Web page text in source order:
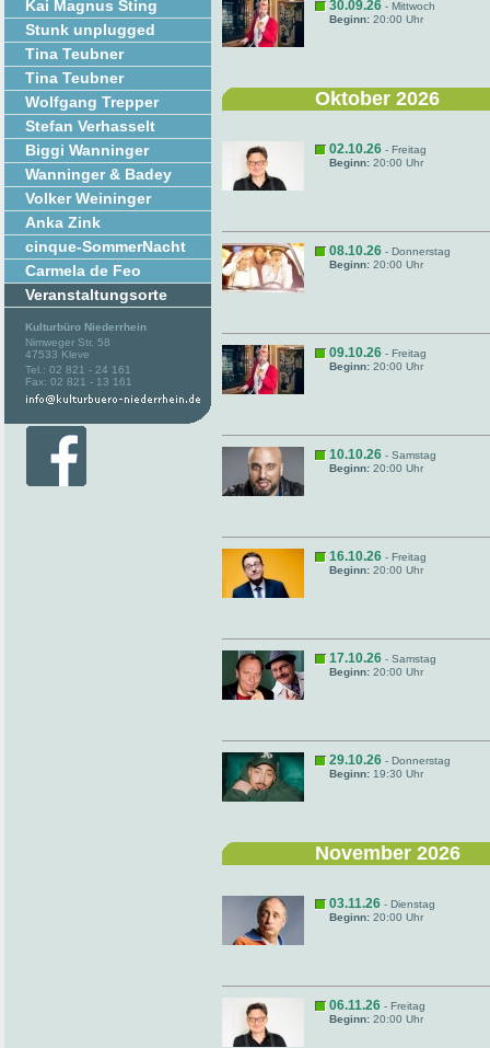
Kai Magnus Sting
Stunk unplugged
Tina Teubner
Tina Teubner
Wolfgang Trepper
Stefan Verhasselt
Biggi Wanninger
Wanninger & Badey
Volker Weininger
Anka Zink
cinque-SommerNacht
Carmela de Feo
Veranstaltungsorte
Kulturbüro Niederrhein
Nimweger Str. 58
47533 Kleve
Tel.: 02 821 - 24 161
Fax: 02 821 - 13 161
30.09.26 - Mittwoch
Beginn: 20:00 Uhr
Oktober 2026
02.10.26 - Freitag
Beginn: 20:00 Uhr
08.10.26 - Donnerstag
Beginn: 20:00 Uhr
09.10.26 - Freitag
Beginn: 20:00 Uhr
10.10.26 - Samstag
Beginn: 20:00 Uhr
16.10.26 - Freitag
Beginn: 20:00 Uhr
17.10.26 - Samstag
Beginn: 20:00 Uhr
29.10.26 - Donnerstag
Beginn: 19:30 Uhr
November 2026
03.11.26 - Dienstag
Beginn: 20:00 Uhr
06.11.26 - Freitag
Beginn: 20:00 Uhr